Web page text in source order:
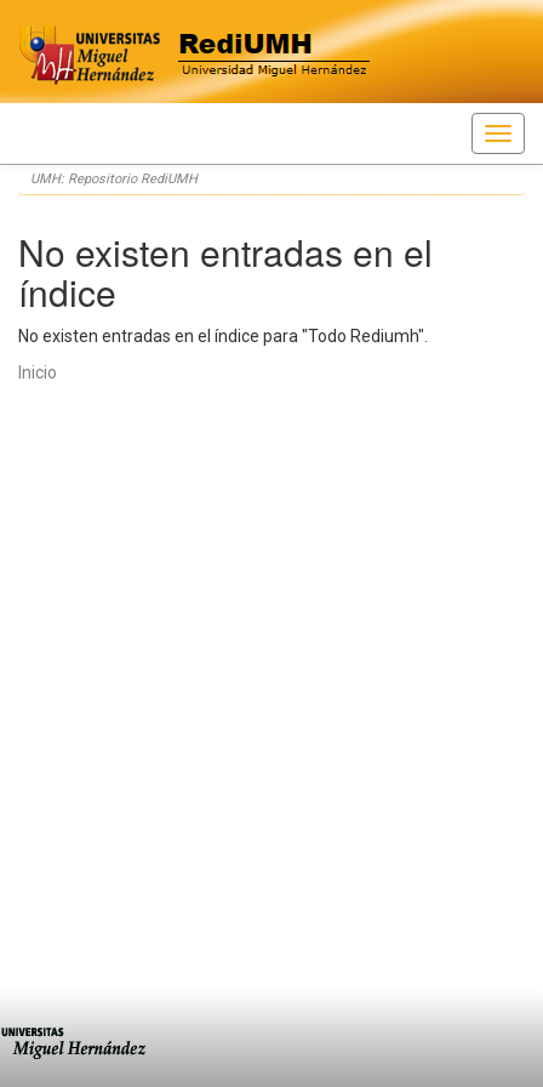
Skip
navigation
UMH: Repositorio RediUMH
No existen entradas en el
índice
No existen entradas en el índice para "Todo Rediumh".
Inicio